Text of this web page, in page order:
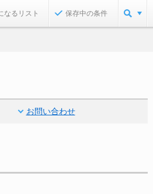
なるリスト 保存中の条件
お問い合わせ